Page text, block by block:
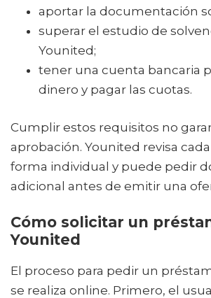
aportar la documentación
superar el estudio de
Younited;
tener una cuenta bancaria
dinero y pagar las cuotas.
Cumplir estos requisitos no
aprobación. Younited revisa
forma individual y puede pedir
adicional antes de emitir una
Cómo solicitar un
Younited
El proceso para pedir un
se realiza online. Primero, el